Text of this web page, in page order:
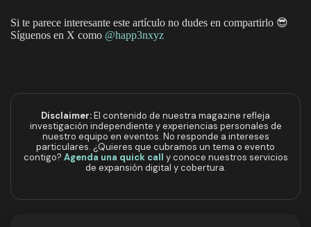
Si te parece interesante este artículo no dudes en compartirlo 😎
Síguenos en X como @happ3nxyz
Disclaimer:El contenido de nuestra magazine refleja
investigación independiente y experiencias personales de
nuestro equipo en eventos. No responde a intereses
particulares. ¿Quieres que cubramos un tema o evento
contigo? Agenda una quick call y conoce nuestros servicios
de expansión digital y cobertura.